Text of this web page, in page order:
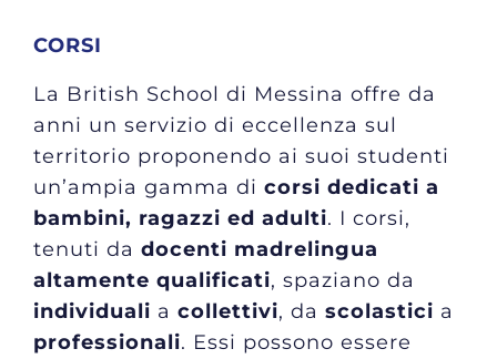
CORSI
La British School di Messina offre da
anni un servizio di eccellenza sul
territorio proponendo ai suoi studenti
un’ampia gamma di corsi dedicati a
bambini, ragazzi ed adulti. I corsi,
tenuti da docenti madrelingua
altamente qualificati, spaziano da
individuali a collettivi, da scolastici a
professionali. Essi possono essere